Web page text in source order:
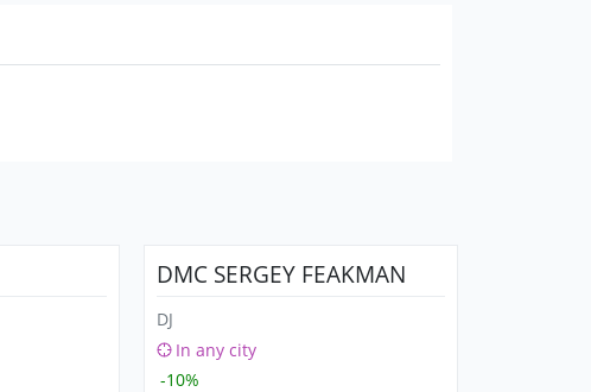
DMC SERGEY FEAKMAN
DJ
In any city
-10%